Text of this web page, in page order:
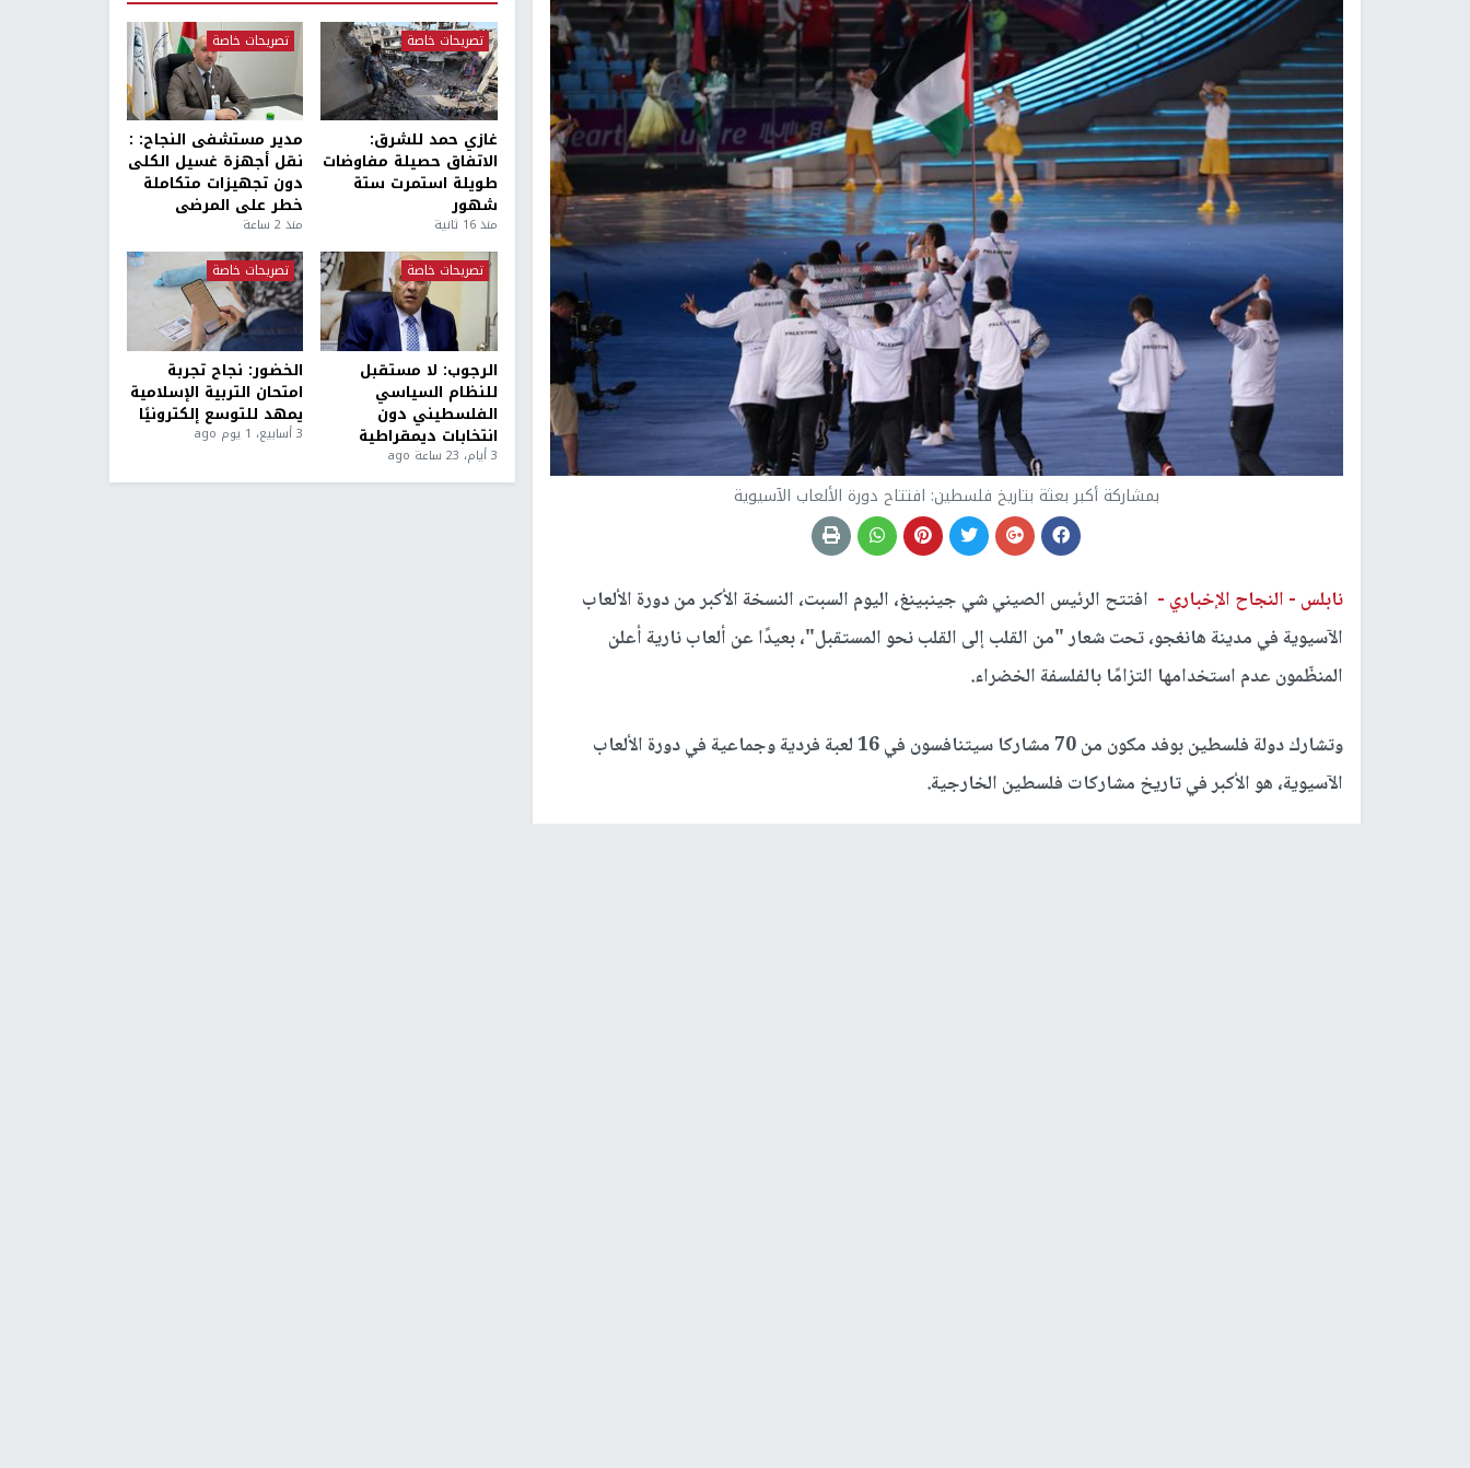
بمشاركة أكبر بعثة بتاريخ فلسطين: افتتاح دورة الألعاب الآسيوية
نابلس - النجاح الإخباري - افتتح الرئيس الصيني شي جينبينغ، اليوم السبت، النسخة الأكبر من دورة الألعاب
الآسيوية في مدينة هانغجو، تحت شعار "من القلب إلى القلب نحو المستقبل"، بعيدًا عن ألعاب نارية أعلن
المنظّمون عدم استخدامها التزامًا بالفلسفة الخضراء.
وتشارك دولة فلسطين بوفد مكون من 70 مشاركا سيتنافسون في 16 لعبة فردية وجماعية في دورة الألعاب
الآسيوية، هو الأكبر في تاريخ مشاركات فلسطين الخارجية.
تصريحات خاصة
غازي حمد للشرق:
الاتفاق حصيلة مفاوضات
طويلة استمرت ستة
شهور
منذ 16 ثانية
تصريحات خاصة
مدير مستشفى النجاح: :
نقل أجهزة غسيل الكلى
دون تجهيزات متكاملة
خطر على المرضى
منذ 2 ساعة
تصريحات خاصة
الرجوب: لا مستقبل
للنظام السياسي
الفلسطيني دون
انتخابات ديمقراطية
3 أيام، 23 ساعة ago
تصريحات خاصة
الخضور: نجاح تجربة
امتحان التربية الإسلامية
يمهد للتوسع إلكترونيًا
3 أسابيع، 1 يوم ago